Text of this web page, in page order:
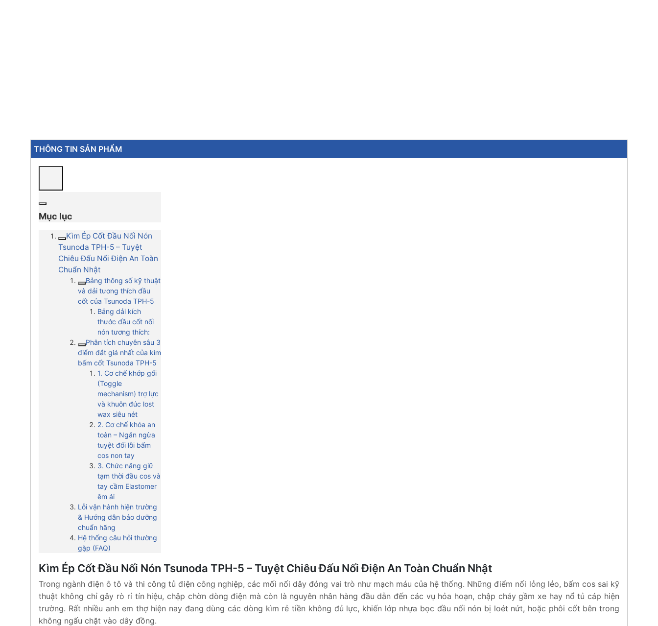
THÔNG TIN SẢN PHẨM
Mục lục
Kìm Ép Cốt Đầu Nối Nón
Tsunoda TPH-5 – Tuyệt
Chiêu Đấu Nối Điện An Toàn
Chuẩn Nhật
Bảng thông số kỹ thuật
và dải tương thích đầu
cốt của Tsunoda TPH-5
Bảng dải kích
thước đầu cốt nối
nón tương thích:
Phân tích chuyên sâu 3
điểm đắt giá nhất của kìm
bấm cốt Tsunoda TPH-5
1. Cơ chế khớp gối
(Toggle
mechanism) trợ lực
và khuôn đúc lost
wax siêu nét
2. Cơ chế khóa an
toàn – Ngăn ngừa
tuyệt đối lỗi bấm
cos non tay
3. Chức năng giữ
tạm thời đầu cos và
tay cầm Elastomer
êm ái
Lỗi vận hành hiện trường
& Hướng dẫn bảo dưỡng
chuẩn hãng
Hệ thống câu hỏi thường
gặp (FAQ)
Kìm Ép Cốt Đầu Nối Nón Tsunoda TPH-5 – Tuyệt Chiêu Đấu Nối Điện An Toàn Chuẩn Nhật
Trong ngành điện ô tô và thi công tủ điện công nghiệp, các mối nối dây đóng vai trò như mạch máu của hệ thống. Những điểm nối lỏng lẻo, bấm cos sai kỹ
thuật không chỉ gây rò rỉ tín hiệu, chập chờn dòng điện mà còn là nguyên nhân hàng đầu dẫn đến các vụ hỏa hoạn, chập cháy gầm xe hay nổ tủ cáp hiện
trường. Rất nhiều anh em thợ hiện nay đang dùng các dòng kìm rẻ tiền không đủ lực, khiến lớp nhựa bọc đầu nối nón bị loét nứt, hoặc phôi cốt bên trong
không ngấu chặt vào dây đồng.